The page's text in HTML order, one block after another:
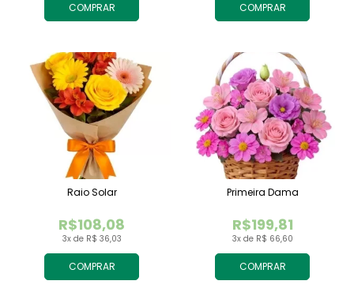
COMPRAR COMPRAR
COMPRAR
3x de R$ 36,03
R$108,08
Raio Solar
COMPRAR
3x de R$ 66,60
R$199,81
Primeira Dama